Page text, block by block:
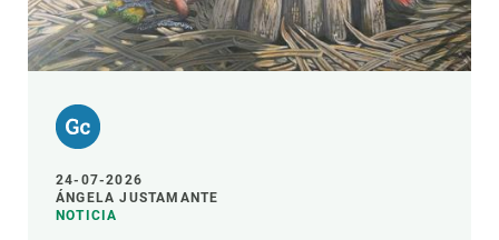
24-07-2026
ÁNGELA JUSTAMANTE
NOTICIA